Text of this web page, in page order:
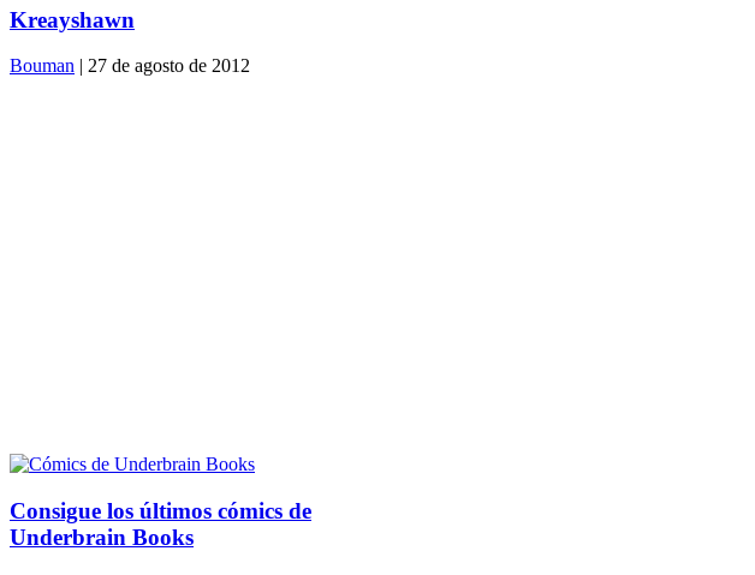
Kreayshawn
Bouman | 27 de agosto de 2012
Consigue los últimos cómics de
Underbrain Books